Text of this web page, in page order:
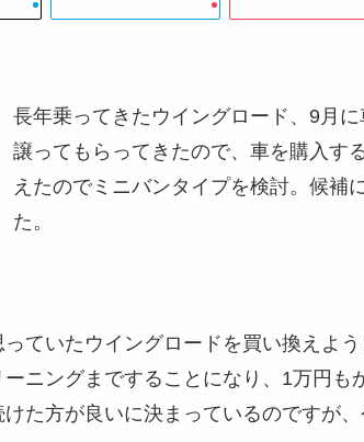
長年乗ってきたウイングロード、9月
譲ってもらってきたので、車を購入す
えたのでミニバンタイプを検討。候補
た。
ていたウイングロードを買い換えよ
ニングまですることになり、1万円
た方が良いに決まっているのですが